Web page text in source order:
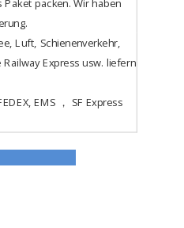
packen. Wir haben
.
Luft, Schienenverkehr,
Railway Express usw. liefern
EMS ， SF Express